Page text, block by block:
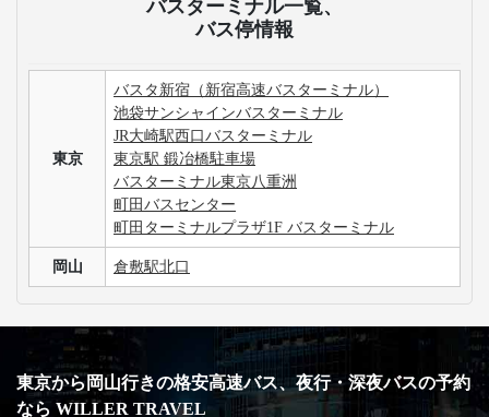
バスターミナル一覧、
バス停情報
東京
バスタ新宿（新宿高速バスターミナル）
池袋サンシャインバスターミナル
JR大崎駅西口バスターミナル
東京駅 鍛冶橋駐車場
バスターミナル東京八重洲
町田バスセンター
町田ターミナルプラザ1F バスターミナル
岡山 倉敷駅北口
東京から岡山行きの格安高速バス、夜行・深夜バスの予約
なら WILLER TRAVEL